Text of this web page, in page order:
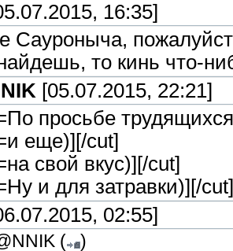
16:35]
Сауроныча,
то кинь что-
[05.07.2015, 22:21]
просьбе
еще)] [/cut]
свой вкус)] [/cut]
и для затравки)] [/cut]
02:55]
(
)